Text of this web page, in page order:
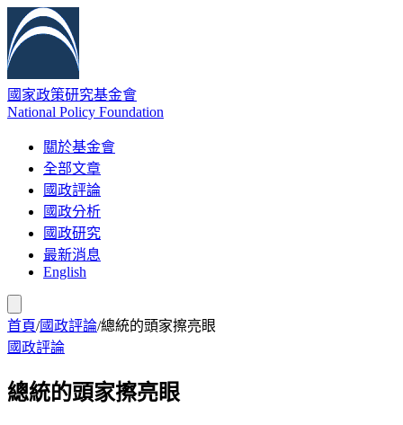
國家政策研究基金會
National Policy Foundation
關於基金會
全部文章
國政評論
國政分析
國政研究
最新消息
English
首頁/國政評論/總統的頭家擦亮眼
國政評論
總統的頭家擦亮眼